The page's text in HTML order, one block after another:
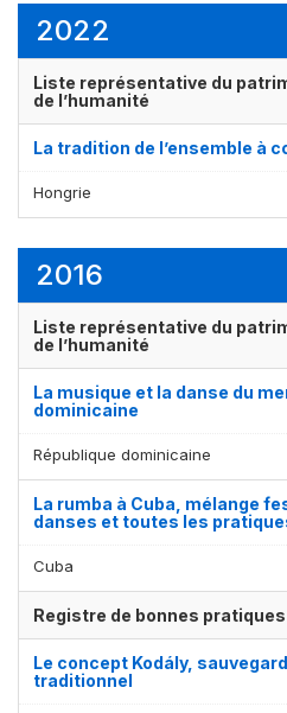
2022
Liste représentative du
de l’humanité
La tradition de l’ensemble à
Hongrie
2016
Liste représentative du
de l’humanité
La musique et la danse du
dominicaine
République dominicaine
La rumba à Cuba, mélange
danses et toutes les
Cuba
Registre de bonnes
Le concept Kodály,
traditionnel